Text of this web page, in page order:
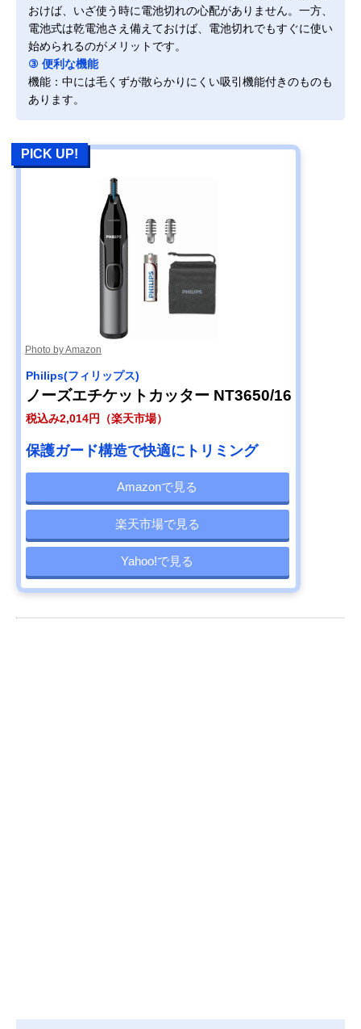
おけば、いざ使う時に電池切れの心配がありません。一方、
電池式は乾電池さえ備えておけば、電池切れでもすぐに使い
始められるのがメリットです。
③ 便利な機能
機能：中には毛くずが散らかりにくい吸引機能付きのものも
あります。
PICK UP!
Photo by Amazon
Philips(フィリップス)
ノーズエチケットカッター NT3650/16
税込み2,014円（楽天市場）
保護ガード構造で快適にトリミング
Amazonで見る
楽天市場で見る
Yahoo!で見る